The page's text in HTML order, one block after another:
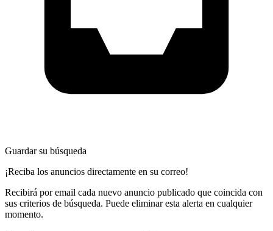
Guardar su búsqueda
¡Reciba los anuncios directamente en su correo!
Recibirá por email cada nuevo anuncio publicado que coincida con
sus criterios de búsqueda. Puede eliminar esta alerta en cualquier
momento.